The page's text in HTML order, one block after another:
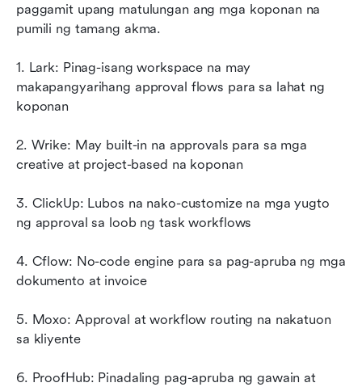
paggamit upang matulungan ang mga koponan na
pumili ng tamang akma.
1. Lark: Pinag-isang workspace na may
makapangyarihang approval flows para sa lahat ng
koponan
2. Wrike: May built-in na approvals para sa mga
creative at project-based na koponan
3. ClickUp: Lubos na nako-customize na mga yugto
ng approval sa loob ng task workflows
4. Cflow: No-code engine para sa pag-apruba ng mga
dokumento at invoice
5. Moxo: Approval at workflow routing na nakatuon
sa kliyente
6. ProofHub: Pinadaling pag-apruba ng gawain at